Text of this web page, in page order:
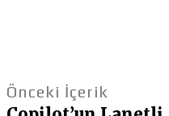
Önceki İçerik